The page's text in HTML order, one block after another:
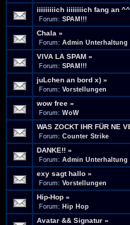
iiiiiiiiich iiiiiiiich fang an ^^
Forum: SPAM!!!
Chala »
Forum: Admin Unterhaltung
VIVA LA SPAM »
Forum: SPAM!!!
juLchen an bord x) »
Forum: Vorstellungen
wow free »
Forum: WoW
WAS ZOCKT IHR FÜR NE
Forum: Counter Strike
DANKE!! »
Forum: Admin Unterhaltung
exy sagt hallo »
Forum: Vorstellungen
Hip-Hop »
Forum: Hip Hop
Avatar && Signatur »